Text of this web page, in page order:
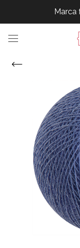
Marca
Marca